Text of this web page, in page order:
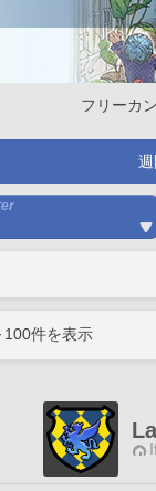
フリーカ
週
100件を表示